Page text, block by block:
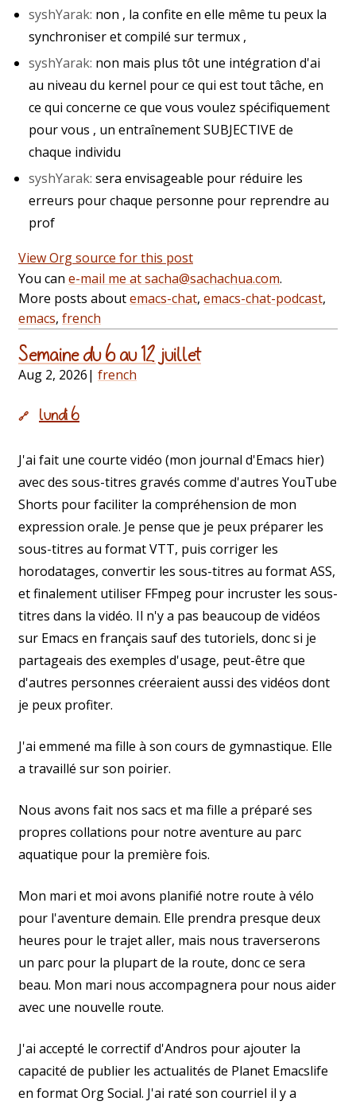
syshYarak: ​ ​non , la confite en elle même tu peux la
synchroniser et compilé sur termux ,
syshYarak: ​ ​non mais plus tôt une intégration d'ai
au niveau du kernel pour ce qui est tout tâche, en
ce qui concerne ce que vous voulez spécifiquement
pour vous , un entraînement SUBJECTIVE de
chaque individu
syshYarak: ​ ​sera envisageable pour réduire les
erreurs pour chaque personne pour reprendre au
prof
View Org source for this post
You can e-mail me at sacha@sachachua.com.
More posts aboutemacs-chat, emacs-chat-podcast,
emacs, french
Semaine du 6 au 12 juillet
Aug 2, 2026| french
🔗 lundi 6
J'ai fait une courte vidéo (mon journal d'Emacs hier)
avec des sous-titres gravés comme d'autres YouTube
Shorts pour faciliter la compréhension de mon
expression orale. Je pense que je peux préparer les
sous-titres au format VTT, puis corriger les
horodatages, convertir les sous-titres au format ASS,
et finalement utiliser FFmpeg pour incruster les sous-
titres dans la vidéo. Il n'y a pas beaucoup de vidéos
sur Emacs en français sauf des tutoriels, donc si je
partageais des exemples d'usage, peut-être que
d'autres personnes créeraient aussi des vidéos dont
je peux profiter.
J'ai emmené ma fille à son cours de gymnastique. Elle
a travaillé sur son poirier.
Nous avons fait nos sacs et ma fille a préparé ses
propres collations pour notre aventure au parc
aquatique pour la première fois.
Mon mari et moi avons planifié notre route à vélo
pour l'aventure demain. Elle prendra presque deux
heures pour le trajet aller, mais nous traverserons
un parc pour la plupart de la route, donc ce sera
beau. Mon mari nous accompagnera pour nous aider
avec une nouvelle route.
J'ai accepté le correctif d'Andros pour ajouter la
capacité de publier les actualités de Planet Emacslife
en format Org Social. J'ai raté son courriel il y a